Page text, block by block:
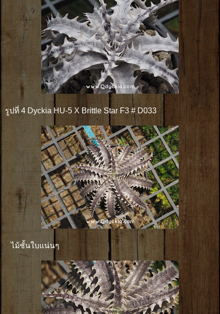
รูปที่ 4 Dyckia HU-5 X Brittle Star F3 # D033
ไม้ชั้นใบแน่นๆ